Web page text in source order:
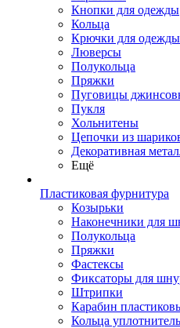
Кнопки для одежды
Кольца
Крючки для одежды
Люверсы
Полукольца
Пряжки
Пуговицы
Пукля
Хольнитены
Цепочки из
Декоративная
Ещё
Пластиковая фурнитура
Козырьки
Наконечники для
Полукольца
Пряжки
Фастексы
Фиксаторы для
Штрипки
Карабин
Кольца